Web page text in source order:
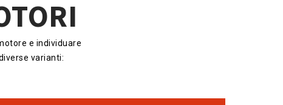
e individuare
varianti: